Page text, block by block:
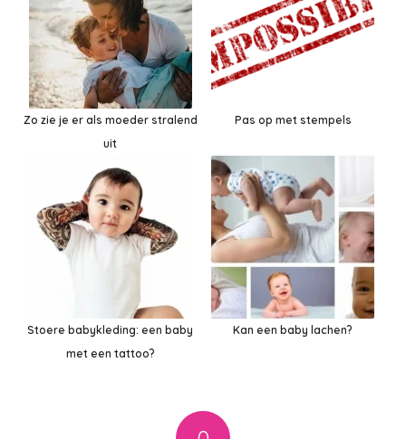
Zo zie je er als moeder stralend
uit
Pas op met stempels
Stoere babykleding: een baby
met een tattoo?
Kan een baby lachen?